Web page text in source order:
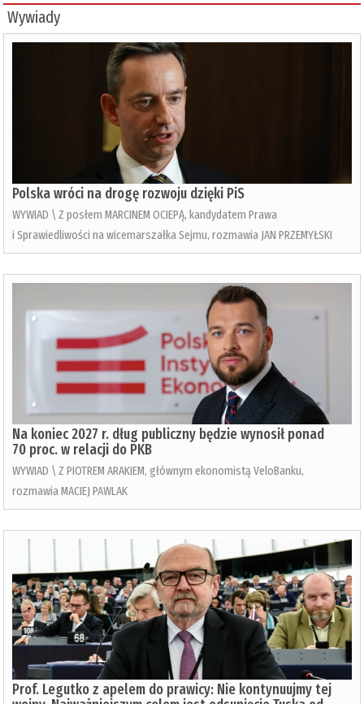
Wywiady
Polska wróci na drogę rozwoju dzięki PiS
WYWIAD \ Z posłem MARCINEM OCIEPĄ, kandydatem Prawa
i Sprawiedliwości na wicemarszałka Sejmu, rozmawia JAN PRZEMYŁSKI
Na koniec 2027 r. dług publiczny będzie wynosił ponad
70 proc. w relacji do PKB
WYWIAD \ Z PIOTREM ARAKIEM, głównym ekonomistą VeloBanku,
rozmawia MACIEJ PAWLAK
Prof. Legutko z apelem do prawicy: Nie kontynuujmy tej